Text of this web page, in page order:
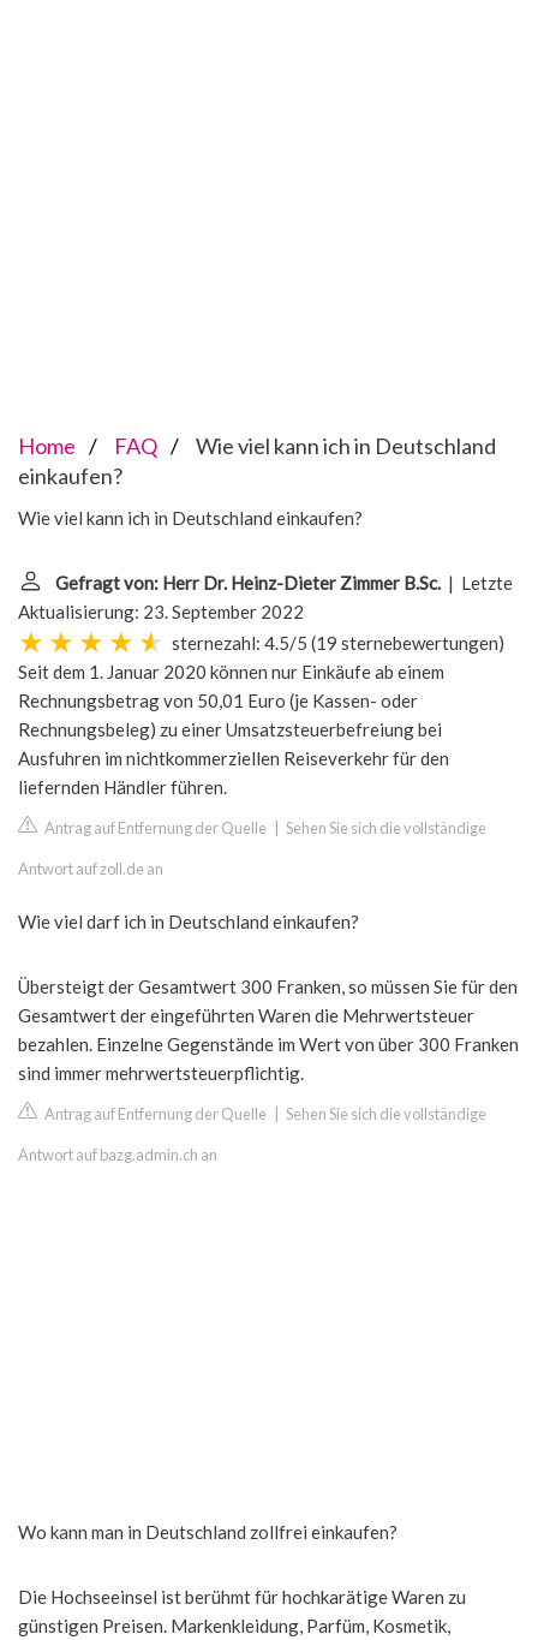
Home FAQ
Wie viel kann ich in Deutschland
einkaufen?
Wie viel kann ich in Deutschland einkaufen?
Gefragt von: Herr Dr. Heinz-Dieter Zimmer B.Sc. | Letzte
Aktualisierung: 23. September 2022
sternezahl: 4.5/5 (19 sternebewertungen)
Seit dem 1. Januar 2020 können nur Einkäufe ab einem
Rechnungsbetrag von 50,01 Euro (je Kassen- oder
Rechnungsbeleg) zu einer Umsatzsteuerbefreiung bei
Ausfuhren im nichtkommerziellen Reiseverkehr für den
liefernden Händler führen.
Antrag auf Entfernung der Quelle Sehen Sie sich die vollständige
Antwort auf zoll.de an
Wie viel darf ich in Deutschland einkaufen?
Übersteigt der Gesamtwert 300 Franken, so müssen Sie für den
Gesamtwert der eingeführten Waren die Mehrwertsteuer
bezahlen. Einzelne Gegenstände im Wert von über 300 Franken
sind immer mehrwertsteuerpflichtig.
Antrag auf Entfernung der Quelle Sehen Sie sich die vollständige
Antwort auf bazg.admin.ch an
Wo kann man in Deutschland zollfrei einkaufen?
Die Hochseeinsel ist berühmt für hochkarätige Waren zu
günstigen Preisen. Markenkleidung, Parfüm, Kosmetik,